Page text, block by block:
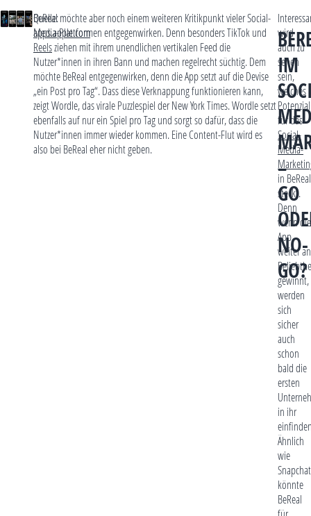
Quelle:
apps.apple.com
BeReal möchte aber noch einem weiteren Kritikpunkt vieler Social-
Media-Plattformen entgegenwirken. Denn besonders TikTok und
Reelsziehen mit ihrem unendlichen vertikalen Feed die
Nutzer*innen in ihren Bann und machen regelrecht süchtig. Dem
möchte BeReal entgegenwirken, denn die App setzt auf die Devise
„ein Post pro Tag“. Dass diese Verknappung funktionieren kann,
zeigt Wordle, das virale Puzzlespiel der New York Times. Wordle setzt
ebenfalls auf nur ein Spiel pro Tag und sorgt so dafür, dass die
Nutzer*innen immer wieder kommen. Eine Content-Flut wird es
also bei BeReal eher nicht geben.
IM
–
GO
NO-
GO?
wird
auch zu
sehen
sein,
welches
Potenzial
für das
Social-
Media-
in BeReal
steckt.
Denn
wenn die
App
weiter an
gewinnt,
werden
sich
sicher
auch
schon
bald die
ersten
in ihr
Ähnlich
wie
Snapchat
könnte
BeReal